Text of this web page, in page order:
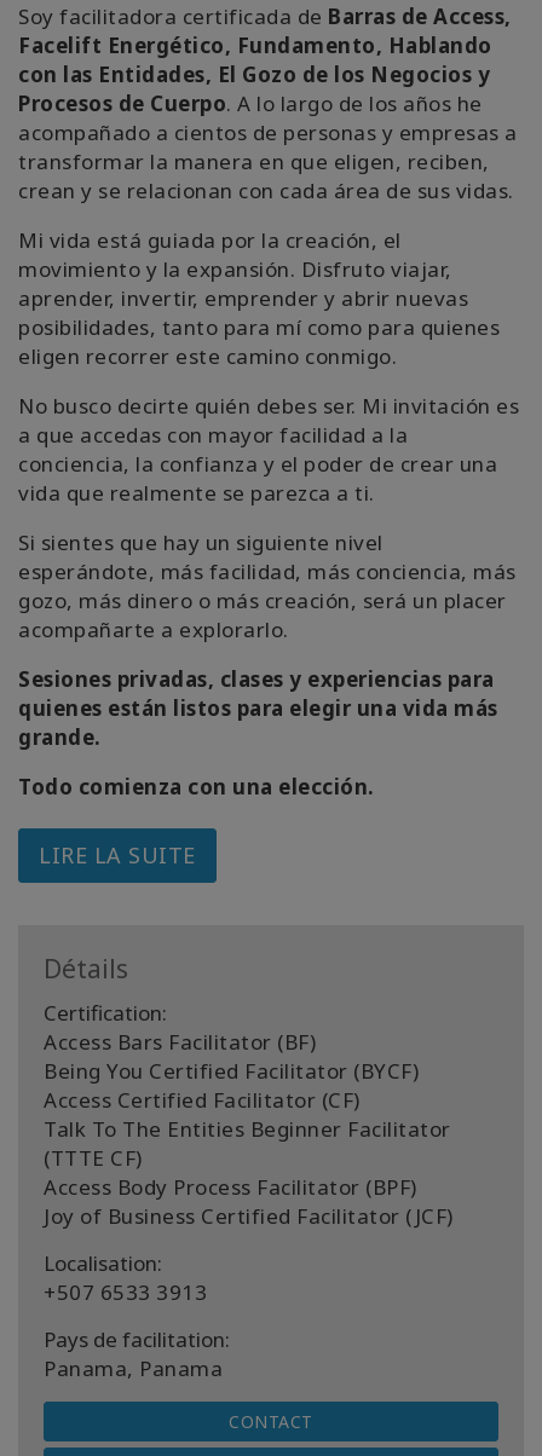
Soy facilitadora certificada de Barras de Access,
Facelift Energético, Fundamento, Hablando
con las Entidades, El Gozo de los Negocios y
Procesos de Cuerpo. A lo largo de los años he
acompañado a cientos de personas y empresas a
transformar la manera en que eligen, reciben,
crean y se relacionan con cada área de sus vidas.
Mi vida está guiada por la creación, el
movimiento y la expansión. Disfruto viajar,
aprender, invertir, emprender y abrir nuevas
posibilidades, tanto para mí como para quienes
eligen recorrer este camino conmigo.
No busco decirte quién debes ser. Mi invitación es
a que accedas con mayor facilidad a la
conciencia, la confianza y el poder de crear una
vida que realmente se parezca a ti.
Si sientes que hay un siguiente nivel
esperándote, más facilidad, más conciencia, más
gozo, más dinero o más creación, será un placer
acompañarte a explorarlo.
Sesiones privadas, clases y experiencias para
quienes están listos para elegir una vida más
grande.
Todo comienza con una elección.
LIRE LA SUITE
Détails
Certification:
Access Bars Facilitator (BF)
Being You Certified Facilitator (BYCF)
Access Certified Facilitator (CF)
Talk To The Entities Beginner Facilitator
(TTTE CF)
Access Body Process Facilitator (BPF)
Joy of Business Certified Facilitator (JCF)
Localisation:
+507 6533 3913
Pays de facilitation:
Panama, Panama
CONTACT